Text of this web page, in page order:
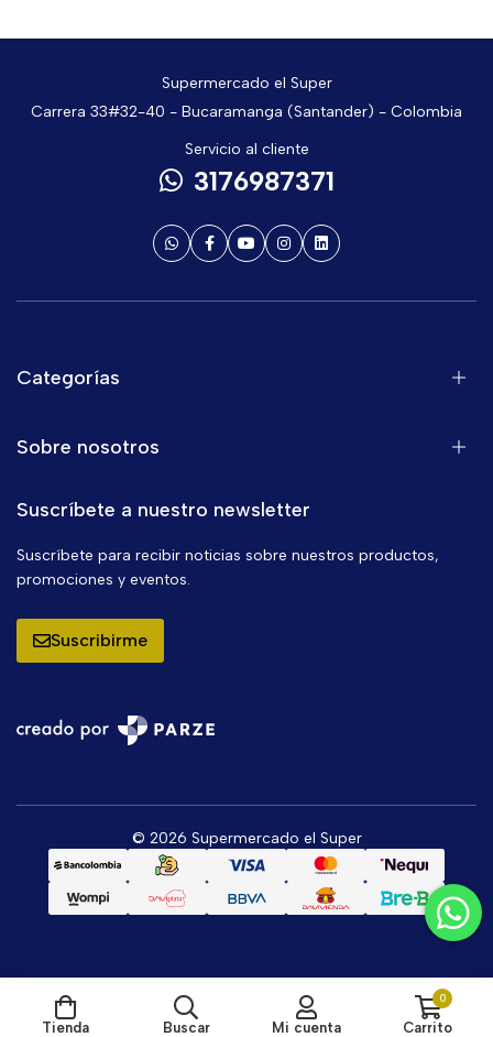
Supermercado el Super
Carrera 33#32-40 - Bucaramanga (Santander) - Colombia
Servicio al cliente
3176987371
Categorías
Sobre nosotros
Suscríbete a nuestro newsletter
Suscríbete para recibir noticias sobre nuestros productos,
promociones y eventos.
Suscribirme
© 2026 Supermercado el Super
Tienda Buscar Mi cuenta
0
Carrito